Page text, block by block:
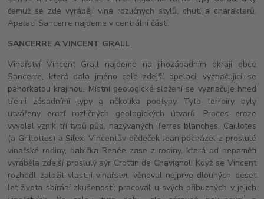
čemuž se zde vyrábějí vína rozličných stylů, chutí a charakterů.
Apelaci Sancerre najdeme v centrální části.
SANCERRE A VINCENT GRALL
Vinařství Vincent Grall najdeme na jihozápadním okraji obce
Sancerre, která dala jméno celé zdejší apelaci, vyznačující se
pahorkatou krajinou. Místní geologické složení se vyznačuje hned
třemi zásadními typy a několika podtypy. Tyto terroiry byly
utvářeny erozí rozličných geologických útvarů. Proces eroze
vyvolal vznik tří typů půd, nazývaných Terres blanches, Caillotes
(a Grillottes) a Silex. Vincentův dědeček Jean pocházel z proslulé
vinařské rodiny, babička Renée zase z rodiny, která od nepaměti
vyráběla zdejší proslulý sýr Crottin de Chavignol. Když se Vincent
rozhodl založit vlastní vinařství, věnoval nejprve dlouhých deset
let života sbírání zkušeností; pracoval u svých příbuzných v jejich